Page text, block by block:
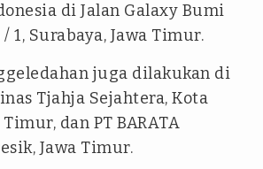
di Jalan Galaxy Bumi
1, Surabaya, Jawa Timur.
juga dilakukan di
Tjahja Sejahtera, Kota
dan PT BARATA
Jawa Timur.